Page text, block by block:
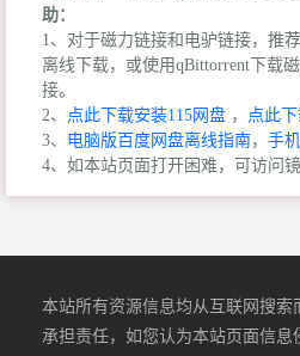
助：
1、对于磁力链接和电驴链接，推
离线下载，或使用qBittorrent下载
接。
2、 点此下载安装115网盘 ， 点此
3、 电脑版百度网盘离线指南， 手
4、如本站页面打开困难，可访问
本站所有资源信息均从互联网搜索
承担责任，如您认为本站页面信